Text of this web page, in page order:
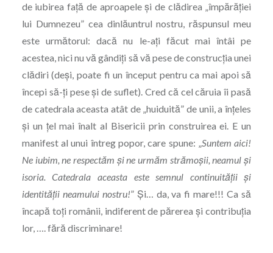
de iubirea faţă de aproapele şi de clădirea „împărăţiei
lui Dumnezeu” cea dinlăuntrul nostru, răspunsul meu
este următorul: dacă nu le-aţi făcut mai întâi pe
acestea, nici nu vă gândiţi să vă pese de construcţia unei
clădiri (deşi, poate fi un început pentru ca mai apoi să
începi să-ţi pese şi de suflet). Cred că cel căruia îi pasă
de catedrala aceasta atât de „huiduită” de unii, a înţeles
şi un ţel mai înalt al Bisericii prin construirea ei. E un
manifest al unui întreg popor, care spune: „Suntem aici!
Ne iubim, ne respectăm şi ne urmăm strămoşii, neamul şi
isoria. Catedrala aceasta este semnul continuităţii şi
identităţii neamului nostru!” Şi… da, va fi mare!!! Ca să
încapă toţi românii, indiferent de părerea şi contribuţia
lor, …. fără discriminare!